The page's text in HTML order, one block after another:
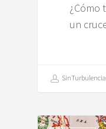
¿Cómo
un